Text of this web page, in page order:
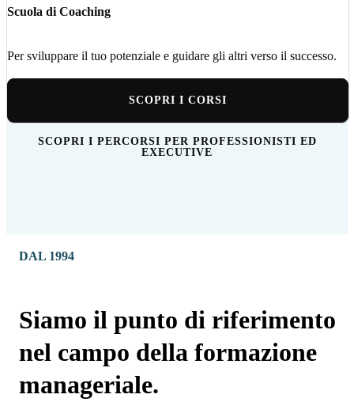
Scuola di Coaching
Per sviluppare il tuo potenziale e guidare gli altri verso il successo.
SCOPRI I CORSI
SCOPRI I PERCORSI PER PROFESSIONISTI ED
EXECUTIVE
DAL 1994
Siamo il punto di riferimento
nel campo della formazione
manageriale.